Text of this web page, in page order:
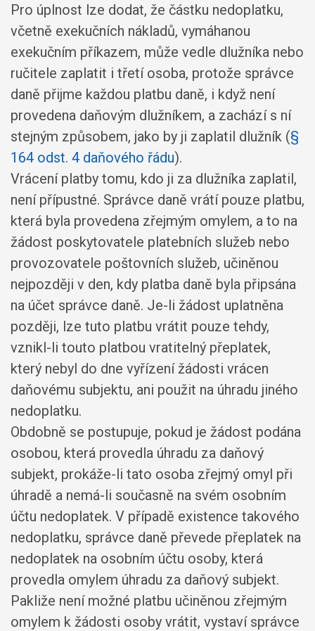
Pro úplnost lze dodat, že částku nedoplatku,
včetně exekučních nákladů, vymáhanou
exekučním příkazem, může vedle dlužníka nebo
ručitele zaplatit i třetí osoba, protože správce
daně přijme každou platbu daně, i když není
provedena daňovým dlužníkem, a zachází s ní
stejným způsobem, jako by ji zaplatil dlužník (§
164 odst. 4 daňového řádu).
Vrácení platby tomu, kdo ji za dlužníka zaplatil,
není přípustné. Správce daně vrátí pouze platbu,
která byla provedena zřejmým omylem, a to na
žádost poskytovatele platebních služeb nebo
provozovatele poštovních služeb, učiněnou
nejpozději v den, kdy platba daně byla připsána
na účet správce daně. Je-li žádost uplatněna
později, lze tuto platbu vrátit pouze tehdy,
vznikl-li touto platbou vratitelný přeplatek,
který nebyl do dne vyřízení žádosti vrácen
daňovému subjektu, ani použit na úhradu jiného
nedoplatku.
Obdobně se postupuje, pokud je žádost podána
osobou, která provedla úhradu za daňový
subjekt, prokáže-li tato osoba zřejmý omyl při
úhradě a nemá-li současně na svém osobním
účtu nedoplatek. V případě existence takového
nedoplatku, správce daně převede přeplatek na
nedoplatek na osobním účtu osoby, která
provedla omylem úhradu za daňový subjekt.
Pakliže není možné platbu učiněnou zřejmým
omylem k žádosti osoby vrátit, vystaví správce